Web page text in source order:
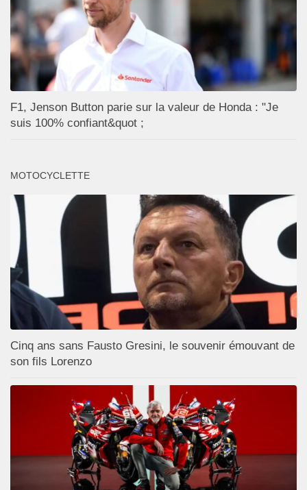
F1, Jenson Button parie sur la valeur de Honda : "Je
suis 100% confiant&quot ;
MOTOCYCLETTE
Cinq ans sans Fausto Gresini, le souvenir émouvant de
son fils Lorenzo